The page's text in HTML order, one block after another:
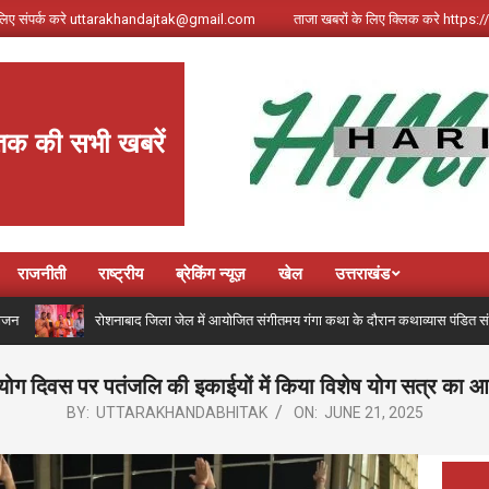
संपर्क करे uttarakhandajtak@gmail.com ताजा खबरों के लिए क्लिक करे
की सभी खबरें
राजनीती राष्ट्रीय ब्रेकिंग न्यूज़ खेल उत्तराखंड
रोशनाबाद जिला जेल में आयोजित संगीतमय गंगा कथा के दौरान कथाव्यास पंडित संजय कृष्ण ने
दिवस पर पतंजलि की इकाईयों में किया विशेष योग सत्र का
BY: UTTARAKHANDABHITAK ON: JUNE 21, 2025